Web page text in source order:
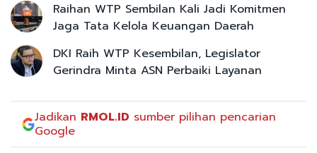
Raihan WTP Sembilan Kali Jadi Komitmen
Jaga Tata Kelola Keuangan Daerah
DKI Raih WTP Kesembilan, Legislator
Gerindra Minta ASN Perbaiki Layanan
Jadikan RMOL.ID sumber pilihan pencarian
Google